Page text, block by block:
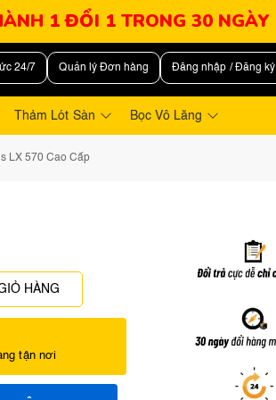
1 ĐỔI 1 TRONG 30 NGÀY
24/7 Quản lý Đơn hàng Đăng nhập / Đăng ký
Thảm Lót Sàn Bọc Vô Lăng
LX 570 Cao Cấp
HÀNG
tận nơi